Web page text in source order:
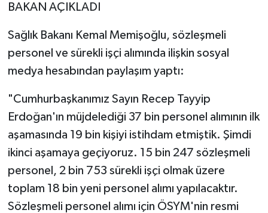
BAKAN AÇIKLADI
Sağlık Bakanı Kemal Memişoğlu, sözleşmeli
personel ve sürekli işçi alımında ilişkin sosyal
medya hesabından paylaşım yaptı:
"Cumhurbaşkanımız Sayın Recep Tayyip
Erdoğan'ın müjdelediği 37 bin personel alımının ilk
aşamasında 19 bin kişiyi istihdam etmiştik. Şimdi
ikinci aşamaya geçiyoruz. 15 bin 247 sözleşmeli
personel, 2 bin 753 sürekli işçi olmak üzere
toplam 18 bin yeni personel alımı yapılacaktır.
Sözleşmeli personel alımı için ÖSYM'nin resmi